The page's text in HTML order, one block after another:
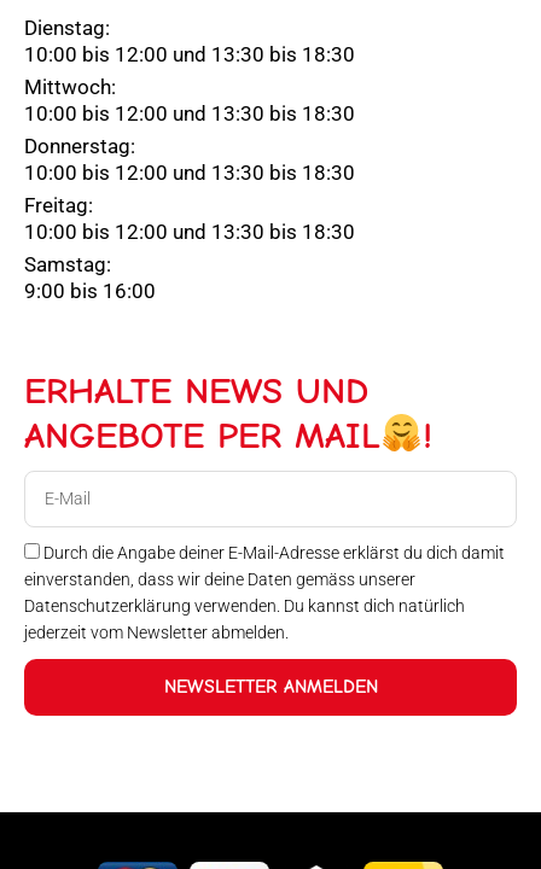
Dienstag:
10:00 bis 12:00 und 13:30 bis 18:30
Mittwoch:
10:00 bis 12:00 und 13:30 bis 18:30
Donnerstag:
10:00 bis 12:00 und 13:30 bis 18:30
Freitag:
10:00 bis 12:00 und 13:30 bis 18:30
Samstag:
9:00 bis 16:00
ERHALTE NEWS UND
ANGEBOTE PER MAIL
!
Durch die Angabe deiner E-Mail-Adresse erklärst du dich damit
einverstanden, dass wir deine Daten gemäss unserer
Datenschutzerklärung verwenden. Du kannst dich natürlich
jederzeit vom Newsletter abmelden.
NEWSLETTER ANMELDEN